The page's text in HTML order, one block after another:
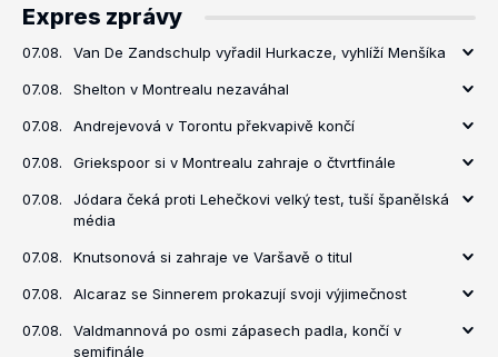
Expres zprávy
07.08. Van De Zandschulp vyřadil Hurkacze, vyhlíží Menšíka
07.08. Shelton v Montrealu nezaváhal
07.08. Andrejevová v Torontu překvapivě končí
07.08. Griekspoor si v Montrealu zahraje o čtvrtfinále
07.08.
Jódara čeká proti Lehečkovi velký test, tuší španělská
média
07.08. Knutsonová si zahraje ve Varšavě o titul
07.08. Alcaraz se Sinnerem prokazují svoji výjimečnost
07.08.
Valdmannová po osmi zápasech padla, končí v
semifinále